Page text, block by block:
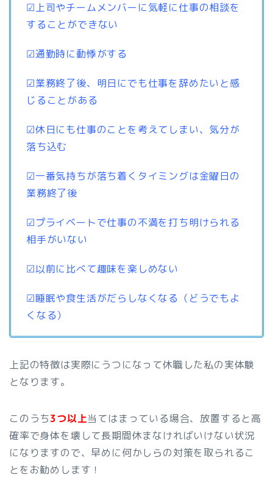
☑上司やチームメンバーに気軽に仕事の相談を
することができない
☑通勤時に動悸がする
☑業務終了後、明日にでも仕事を辞めたいと感
じることがある
☑休日にも仕事のことを考えてしまい、気分が
落ち込む
☑一番気持ちが落ち着くタイミングは金曜日の
業務終了後
☑プライベートで仕事の不満を打ち明けられる
相手がいない
☑以前に比べて趣味を楽しめない
☑睡眠や食生活がだらしなくなる（どうでもよ
くなる）
上記の特徴は実際にうつになって休職した私の実体験
となります。
このうち3つ以上当てはまっている場合、放置すると高
確率で身体を壊して長期間休まなければいけない状況
になりますので、早めに何かしらの対策を取られるこ
とをお勧めします！